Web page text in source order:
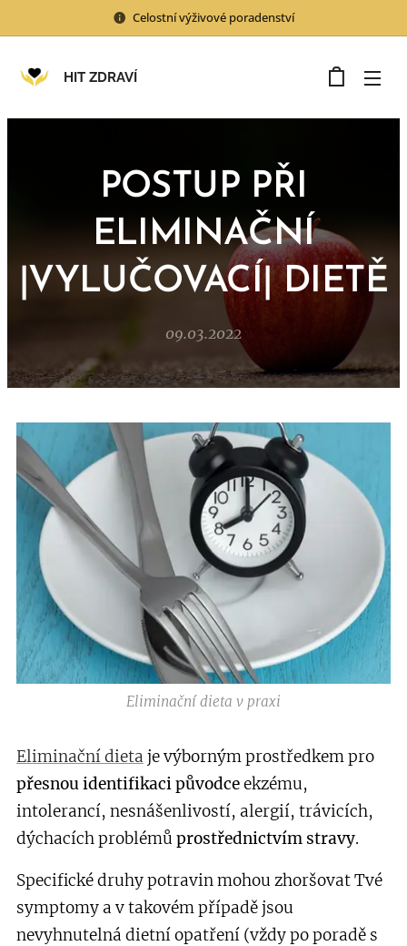
Celostní výživové poradenství
HIT ZDRAVÍ
POSTUP PŘI
ELIMINAČNÍ
|VYLUČOVACÍ| DIETĚ
09.03.2022
Eliminační dieta v praxi
Eliminační dieta je výborným prostředkem pro
přesnou identifikacipůvodceekzému,
intolerancí, nesnášenlivostí, alergií, trávicích,
dýchacích problémů prostřednictvím stravy.
Specifické druhy potravin mohou zhoršovat Tvé
symptomy a v takovém případě jsou
nevyhnutelná dietní opatření (vždy po poradě s